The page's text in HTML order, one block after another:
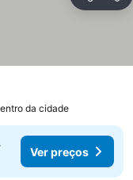
da cidade
Ver preços